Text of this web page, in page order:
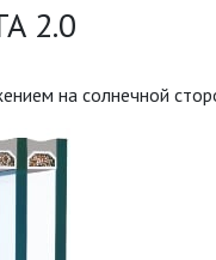
2.0
на солнечной